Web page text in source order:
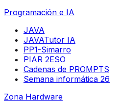
Programación e IA
JAVA
JAVATutor IA
PP1-Simarro
PIAR 2ESO
Cadenas de PROMPTS
Semana informática 26
Zona Hardware